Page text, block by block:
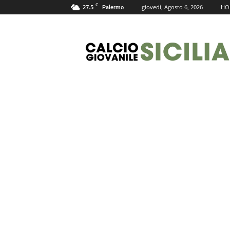
27.5 C Palermo giovedì, Agosto 6, 2026
Giovanile
Sicilia